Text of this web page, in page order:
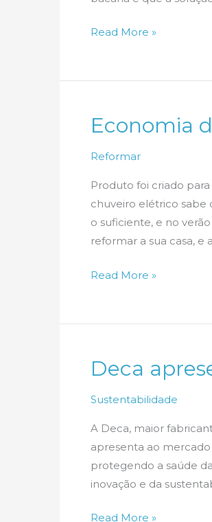
Empresa
recicla
do
banho
Read More »
Economia
Reformar
Produto foi criado
chuveiro elétrico sabe
o suficiente, e no
reformar a sua casa,
Economia
no
Read More »
Deca
Sustentabilidade
A Deca, maior
apresenta ao
protegendo a saúde
inovação e da
Deca
Read More »